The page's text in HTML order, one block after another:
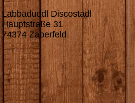
Labbaduddl Discostadl
Hauptstraße 31
74374 Zaberfeld